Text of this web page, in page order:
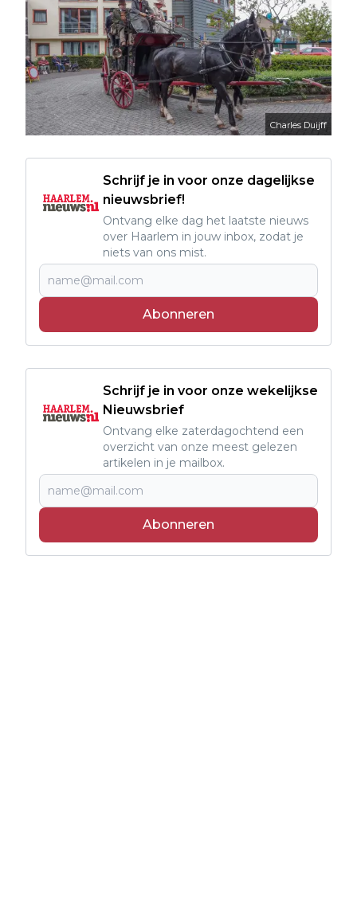
Charles Duijff
Schrijf je in voor onze dagelijkse
nieuwsbrief!
Ontvang elke dag het laatste nieuws
over Haarlem in jouw inbox, zodat je
niets van ons mist.
Abonneren
Schrijf je in voor onze wekelijkse
Nieuwsbrief
Ontvang elke zaterdagochtend een
overzicht van onze meest gelezen
artikelen in je mailbox.
Abonneren